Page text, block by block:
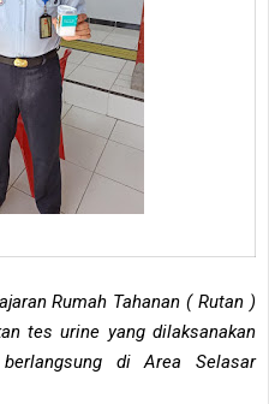
Rumah Tahanan ( Rutan )
tes urine yang dilaksanakan
di Area Selasar